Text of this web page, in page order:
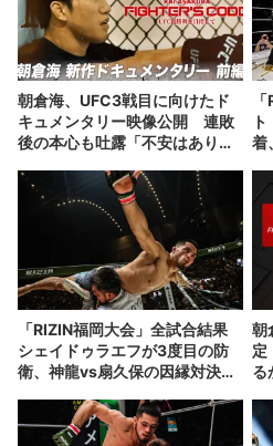
朝倉海、UFC3戦目に向けたド
キュメンタリー映像公開 連敗
後の本心も吐露「不安はありま
着
「RIZIN福岡大会」全試合結果
シェイドゥラエフが3度目の防
衛、神龍vs扇久保の因縁対決も
朝
定
る